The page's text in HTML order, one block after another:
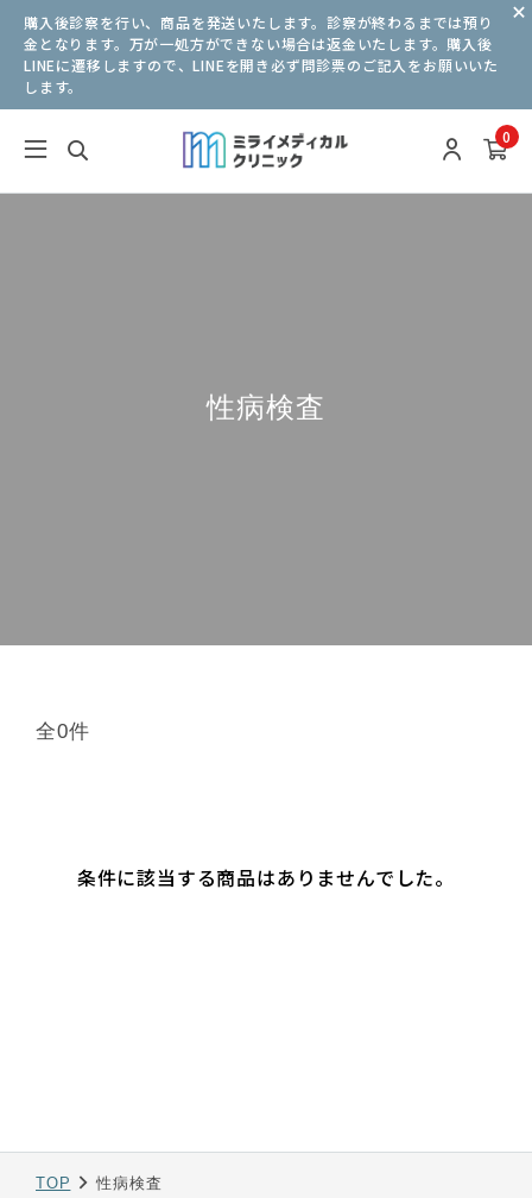
購入後診察を行い、商品を発送いたします。診察が終わるまでは預り
金となります。万が一処方ができない場合は返金いたします。購入後
LINEに遷移しますので、LINEを開き必ず問診票のご記入をお願いいた
します。
0
性病検査
全0件
条件に該当する商品はありませんでした。
TOP 性病検査